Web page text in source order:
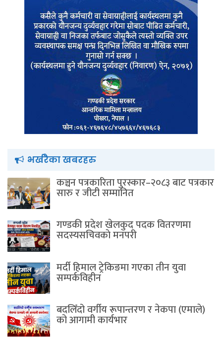
भर्खरैका खबरहरु
कञ्चन पत्रकारिता पुरस्कार–२०८३ बाट पत्रकार
सारु र जीटी सम्मानित
गण्डकी प्रदेश खेलकुद पदक वितरणमा
सदस्यसचिवकाे मनपरी
मर्दी हिमाल ट्रेकिङमा गएका तीन युवा
सम्पर्कविहीन
बदलिँदो वर्गीय रूपान्तरण र नेकपा (एमाले)
को आगामी कार्यभार